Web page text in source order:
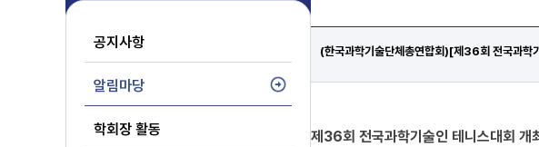
공지사항
알림마당
학회장 활동
(한국과학기술단체총연합회)[제36회 전국과학
제36회 전국과학기술인 테니스대회 개